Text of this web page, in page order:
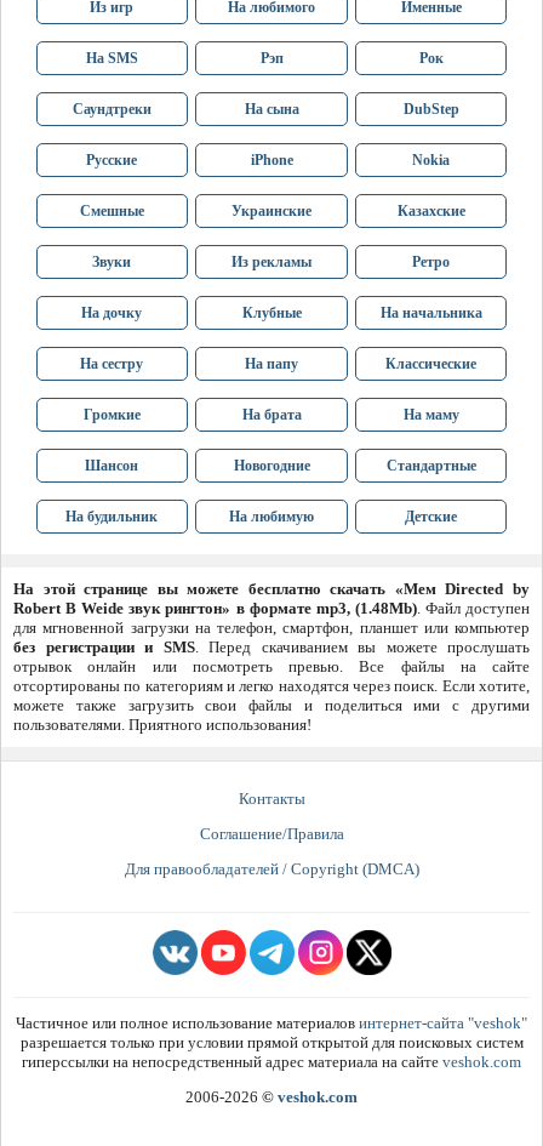
Из игр На любимого Именные
На SMS Рэп Рок
Саундтреки На сына DubStep
Русские iPhone Nokia
Смешные Украинские Казахские
Звуки Из рекламы Ретро
На дочку Клубные На начальника
На сестру На папу Классические
Громкие На брата На маму
Шансон Новогодние Стандартные
На будильник На любимую Детские
На этой странице вы можете бесплатно скачать «Мем Directed by
Robert B Weide звук рингтон» в формате mp3, (1.48Mb). Файл доступен
для мгновенной загрузки на телефон, смартфон, планшет или компьютер
без регистрации и SMS. Перед скачиванием вы можете прослушать
отрывок онлайн или посмотреть превью. Все файлы на сайте
отсортированы по категориям и легко находятся через поиск. Если хотите,
можете также загрузить свои файлы и поделиться ими с другими
пользователями. Приятного использования!
Контакты
Соглашение/Правила
Для правообладателей / Copyright (DMCA)
Частичное или полное использование материалов интернет-сайта "veshok"
разрешается только при условии прямой открытой для поисковых систем
гиперссылки на непосредственный адрес материала на сайте veshok.com
2006-2026 © veshok.com